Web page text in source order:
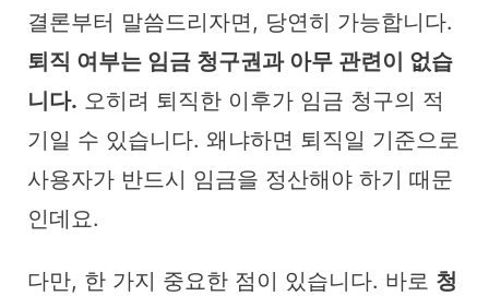
결론부터 말씀드리자면, 당연히 가능합니다.
퇴직 여부는 임금 청구권과 아무 관련이 없습
니다. 오히려 퇴직한 이후가 임금 청구의 적
기일 수 있습니다. 왜냐하면 퇴직일 기준으로
사용자가 반드시 임금을 정산해야 하기 때문
인데요.
다만, 한 가지 중요한 점이 있습니다. 바로 청